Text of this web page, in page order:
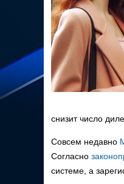
снизит число
Совсем недавно
Согласно
системе, а